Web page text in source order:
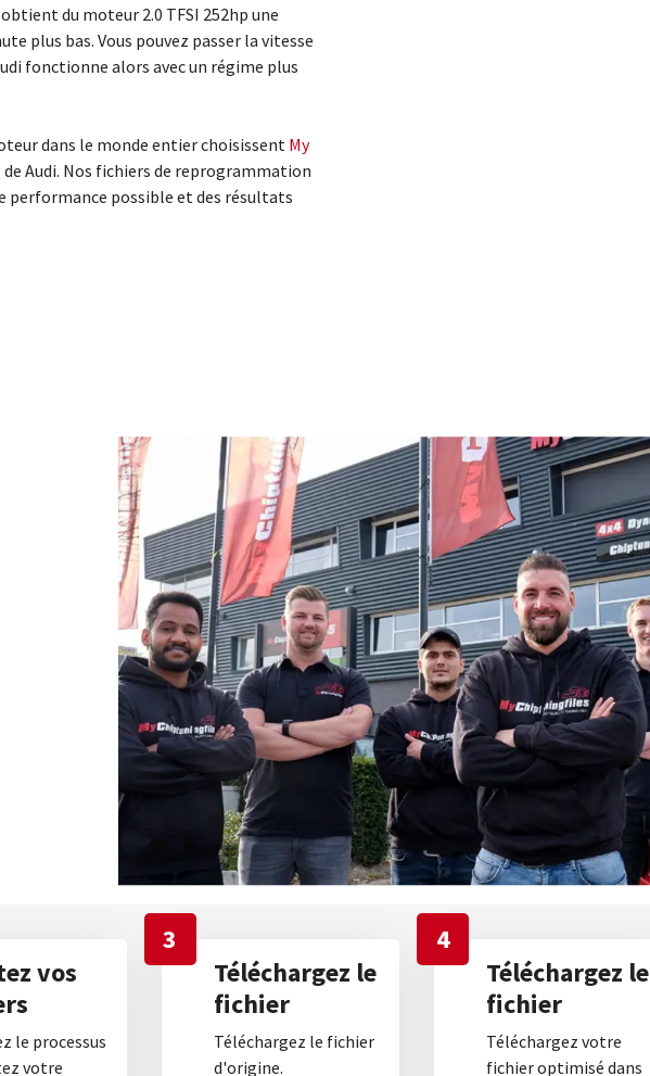
du moteur 2.0 TFSI 252hp une
plus bas. Vous pouvez passer la vitesse
fonctionne alors avec un régime plus
dans le monde entier choisissent My
Audi. Nos fichiers de reprogrammation
performance possible et des résultats
vos
le processus
votre
3
Téléchargez le
fichier
Téléchargez le fichier
d'origine.
4
Téléchargez le
fichier
Téléchargez votre
fichier optimisé dans